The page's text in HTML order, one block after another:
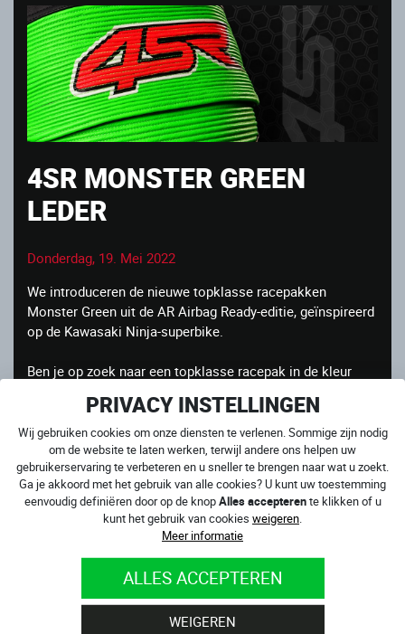
PRIVACY INSTELLINGEN
Wij gebruiken cookies om onze diensten te verlenen. Sommige zijn nodig
om de website te laten werken, terwijl andere ons helpen uw
gebruikerservaring te verbeteren en u sneller te brengen naar wat u zoekt.
Ga je akkoord met het gebruik van alle cookies? U kunt uw toestemming
eenvoudig definiëren door op de knopAlles accepterente klikken of u
kunt het gebruik van cookies weigeren
Meer informatie
ALLES ACCEPTEREN
WEIGEREN
4SR MONSTER GREEN
LEDER
Donderdag, 19. Mei 2022
We introduceren de nieuwe topklasse racepakken
Monster Green uit de AR Airbag Ready-editie, geïnspireerd
op de Kawasaki Ninja-superbike.
Ben je op zoek naar een topklasse racepak in de kleur
het beste Airbag Ready® leer op de markt gevonden.
Dankzij de unieke snit en plaatsing van accordeon-
stretchpanelen, kunt u verschillende varianten van op de
markt verkrijgbare op zichzelf staande airbags gebruiken.
Onze stiksels en materialen blijven en zullen altijd 100%
hetzelfde blijven als onze fabrieksracerspakken.
In de tweedelige versie kun je kiezen uit de donkere
Monster Green Z, en de lichtereMonster Green, met een
Racing Monster Green ben je in een minuut
klaar voor je trackday, het pak is volledig uitgerust met
racebeschermers, inclusief borst- en rugbeschermers.